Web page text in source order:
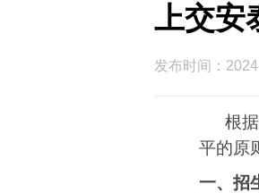
上交安
发布时间：
根
平的原
一、招